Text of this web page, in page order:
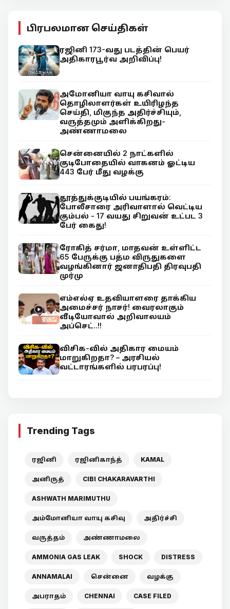
பிரபலமான செய்திகள்
ரஜினி 173-வது படத்தின் பெயர்
அதிகாரபூர்வ அறிவிப்பு!
அமோனியா வாயு கசிவால்
தொழிலாளர்கள் உயிரிழந்த
செய்தி, மிகுந்த அதிர்ச்சியும்,
வருத்தமும் அளிக்கிறது-
அண்ணாமலை
சென்னையில் 2 நாட்களில்
குடிபோதையில் வாகனம் ஓட்டிய
443 பேர் மீது வழக்கு
தூத்துக்குடியில் பயங்கரம்:
போலீசாரை அரிவாளால் வெட்டிய
கும்பல் - 17 வயது சிறுவன் உட்பட 3
பேர் கைது!
ரோகித் சர்மா, மாதவன் உள்ளிட்ட
65 பேருக்கு பத்ம விருதுகளை
வழங்கினார் ஜனாதிபதி திரவுபதி
முர்மு
எம்எல்ஏ உதவியாளரை தாக்கிய
அமைச்சர் நாசர்! வைரலாகும்
வீடியோவால் அறிவாலயம்
அப்செட்..!!
விசிக-வில் அதிகார மையம்
மாறுகிறதா? – அரசியல்
வட்டாரங்களில் பரபரப்பு!
Trending Tags
ரஜினி ரஜினிகாந்த் KAMAL
அனிருத் CIBI CHAKARAVARTHI
ASHWATH MARIMUTHU
அம்மோனியா வாயு கசிவு அதிர்ச்சி
வருத்தம் அண்ணாமலை
AMMONIA GAS LEAK SHOCK DISTRESS
ANNAMALAI சென்னை வழக்கு
அபராதம் CHENNAI CASE FILED